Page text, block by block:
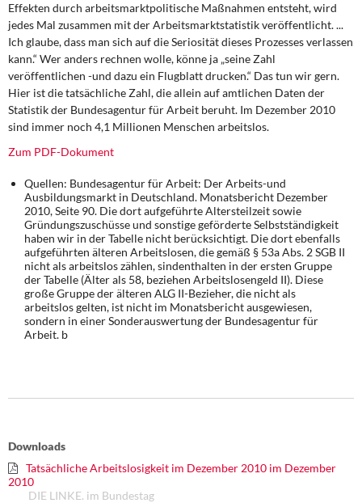
Institut Solidarische Moderne
Rosa-Luxemburg-Stiftung
Über mich
Kontakt
Effekten durch arbeitsmarktpolitische Maßnahmen entsteht, wird
jedes Mal zusammen mit der Arbeitsmarktstatistik veröffentlicht. ...
Ich glaube, dass man sich auf die Seriosität dieses Prozesses verlassen
kann.“ Wer anders rechnen wolle, könne ja „seine Zahl
veröffentlichen -und dazu ein Flugblatt drucken.“ Das tun wir gern.
Hier ist die tatsächliche Zahl, die allein auf amtlichen Daten der
Statistik der Bundesagentur für Arbeit beruht. Im Dezember 2010
sind immer noch 4,1 Millionen Menschen arbeitslos.
Zum PDF-Dokument
Quellen: Bundesagentur für Arbeit: Der Arbeits-und
Ausbildungsmarkt in Deutschland. Monatsbericht Dezember
2010, Seite 90. Die dort aufgeführte Altersteilzeit sowie
Gründungszuschüsse und sonstige geförderte Selbstständigkeit
haben wir in der Tabelle nicht berücksichtigt. Die dort ebenfalls
aufgeführten älteren Arbeitslosen, die gemäß § 53a Abs. 2 SGB II
nicht als arbeitslos zählen, sindenthalten in der ersten Gruppe
der Tabelle (Älter als 58, beziehen Arbeitslosengeld II). Diese
große Gruppe der älteren ALG II-Bezieher, die nicht als
arbeitslos gelten, ist nicht im Monatsbericht ausgewiesen,
sondern in einerSonderauswertung der Bundesagentur für
Arbeit. b
Downloads
Tatsächliche Arbeitslosigkeit im Dezember 2010 im Dezember
2010
DIE LINKE. im Bundestag